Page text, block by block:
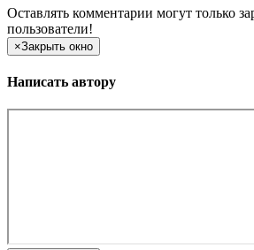
Оставлять комментарии могут только
пользователи!
×Закрыть окно
Написать автору